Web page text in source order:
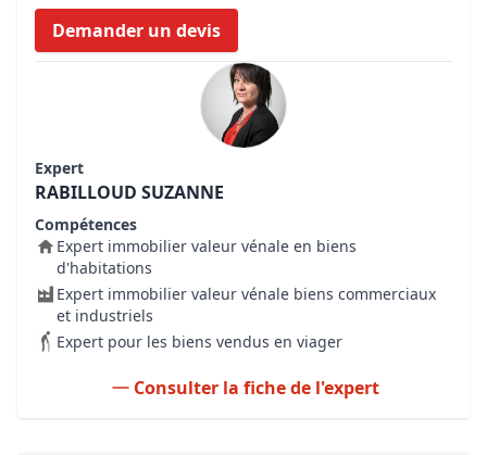
Demander un devis
Expert
RABILLOUD SUZANNE
Compétences
Expert immobilier valeur vénale en biens
d'habitations
Expert immobilier valeur vénale biens commerciaux
et industriels
Expert pour les biens vendus en viager
Consulter la fiche de l'expert